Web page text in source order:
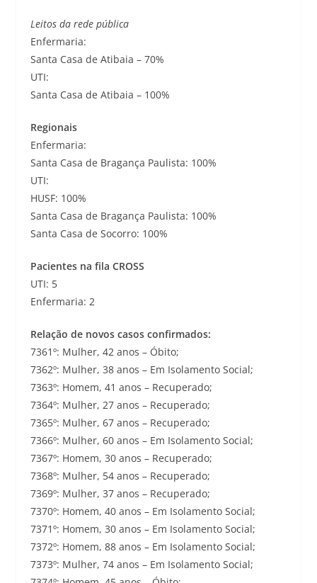
Leitos da rede pública
Enfermaria:
Santa Casa de Atibaia – 70%
UTI:
Santa Casa de Atibaia – 100%
Regionais
Enfermaria:
Santa Casa de Bragança Paulista: 100%
UTI:
HUSF: 100%
Santa Casa de Bragança Paulista: 100%
Santa Casa de Socorro: 100%
Pacientes na fila CROSS
UTI: 5
Enfermaria: 2
Relação de novos casos confirmados:
7361º: Mulher, 42 anos – Óbito;
7362º: Mulher, 38 anos – Em Isolamento Social;
7363º: Homem, 41 anos – Recuperado;
7364º: Mulher, 27 anos – Recuperado;
7365º: Mulher, 67 anos – Recuperado;
7366º: Mulher, 60 anos – Em Isolamento Social;
7367º: Homem, 30 anos – Recuperado;
7368º: Mulher, 54 anos – Recuperado;
7369º: Mulher, 37 anos – Recuperado;
7370º: Homem, 40 anos – Em Isolamento Social;
7371º: Homem, 30 anos – Em Isolamento Social;
7372º: Homem, 88 anos – Em Isolamento Social;
7373º: Mulher, 74 anos – Em Isolamento Social;